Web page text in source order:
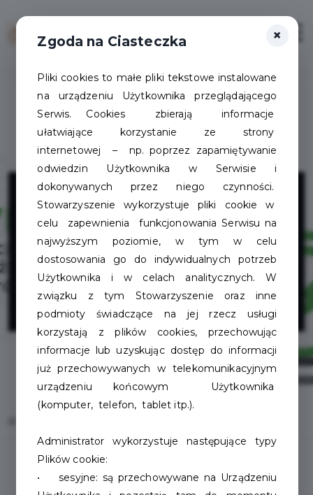
Szczecinecka
Wypożyczalnia
Rowerów
Miejskich
×
Zgoda na Ciasteczka
Pliki cookies to małe pliki tekstowe instalowane
na urządzeniu Użytkownika przeglądającego
Serwis. Cookies zbierają informacje
ułatwiające korzystanie ze strony
internetowej – np. poprzez zapamiętywanie
odwiedzin Użytkownika w Serwisie i
dokonywanych przez niego czynności.
Stowarzyszenie wykorzystuje pliki cookie w
celu zapewnienia funkcjonowania Serwisu na
najwyższym poziomie, w tym w celu
dostosowania go do indywidualnych potrzeb
Użytkownika i w celach analitycznych. W
związku z tym Stowarzyszenie oraz inne
podmioty świadczące na jej rzecz usługi
korzystają z plików cookies, przechowując
informacje lub uzyskując dostęp do informacji
już przechowywanych w telekomunikacyjnym
urządzeniu końcowym Użytkownika
(komputer, telefon, tablet itp.).
Administrator wykorzystuje następujące typy
Plików cookie:
• sesyjne: są przechowywane na Urządzeniu